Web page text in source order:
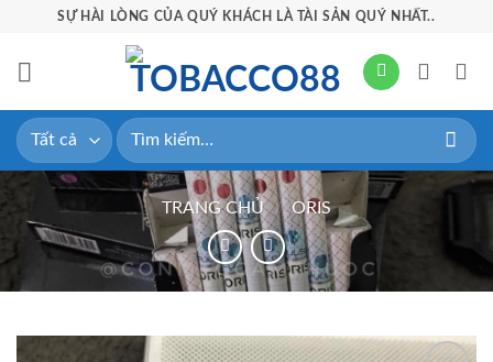
nội
SỰ HÀI LÒNG CỦA QUÝ KHÁCH LÀ TÀI SẢN QUÝ NHẤT..
Tìm
kiếm:
TRANG CHỦ / ORIS